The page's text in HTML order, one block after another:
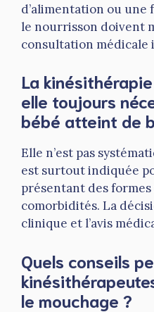
d’alimentation ou
le nourrisson doivent
consultation médicale
La
elle toujours
bébé atteint de
Elle n’est pas
est surtout indiquée
présentant des
comorbidités. La
clinique et l’avis
Quels conseils
le mouchage ?